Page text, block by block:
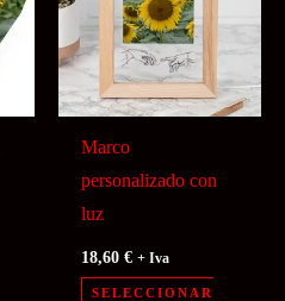
Marco
personalizado con
luz
18,60€ + Iva
SELECCIONAR